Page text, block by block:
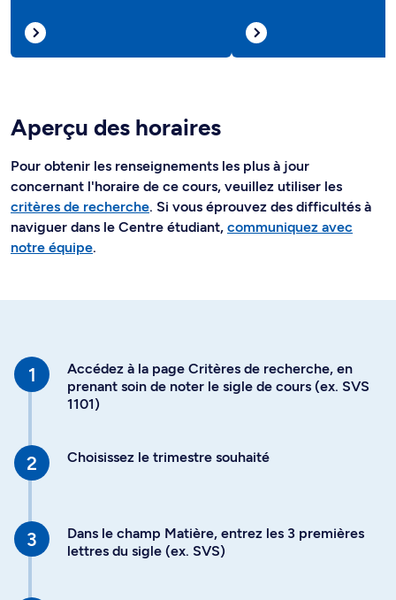
Aperçu des horaires
Pour obtenir les renseignements les plus à jour
concernant l'horaire de ce cours, veuillez utiliser les
critères de recherche. Si vous éprouvez des difficultés à
naviguer dans le Centre étudiant, communiquez avec
notre équipe.
Accédez à la page Critères de recherche, en
prenant soin de noter le sigle de cours (ex. SVS
1101)
Choisissez le trimestre souhaité
Dans le champ Matière, entrez les 3 premières
lettres du sigle (ex. SVS)